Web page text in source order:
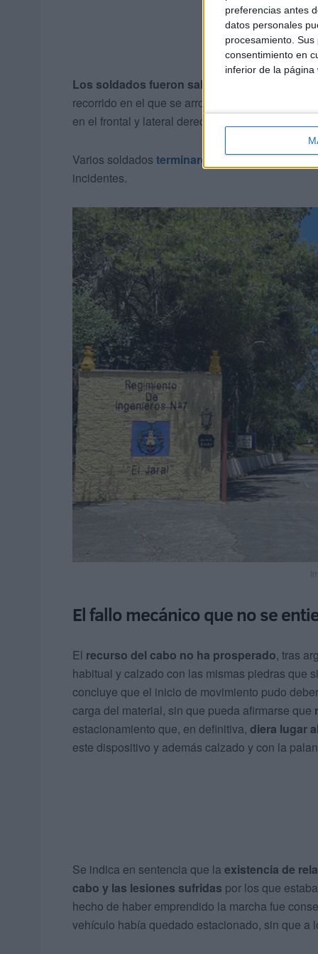
preferencias antes
datos personales
procesamiento.
consentimiento en
inferior de la página
Los soldados fueron saltando
recorrido en el que se arrolló una moto
en el frontal y lateral derecho de la misma,
Varios soldados terminaron en el hospitalcon
incidentes.
El fallo mecánico que no se
El recurso del cabo no ha prosperado, tras
habitual y calzado con las mismas piedras que
concluye que el inicio de movimiento pudo
carga del material, sin que pueda afirmarse que
estacionamiento que, en definitiva, diera lugar
este dispositivo y además calzado y con la
Se indica en sentencia que la existencia de
cabo y las lesiones sufridas por los que
hecho de haber emprendido la marcha fue
vehículo había quedado estacionado, sin que a